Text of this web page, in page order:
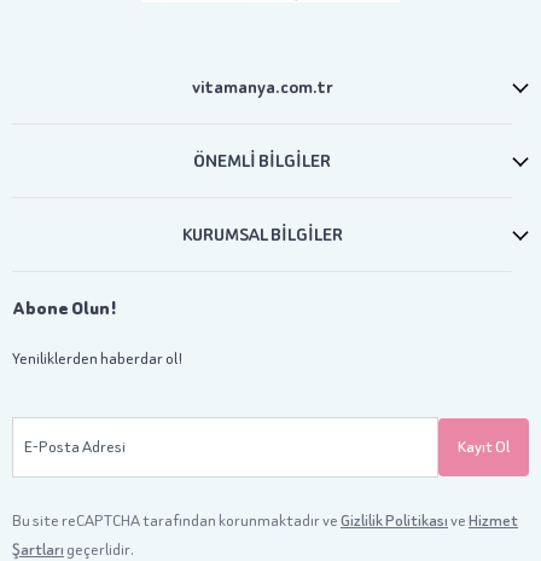
vitamanya.com.tr
ÖNEMLİ BİLGİLER
KURUMSAL BİLGİLER
Abone Olun!
Yeniliklerden haberdar ol!
E-Posta Adresi Kayıt Ol
Bu site reCAPTCHA tarafından korunmaktadır veGizlilik PolitikasıveHizmet
Şartları geçerlidir.